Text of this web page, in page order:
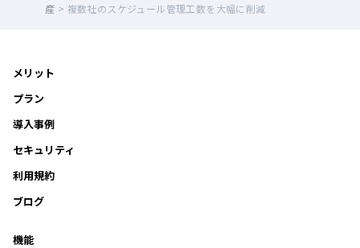
産 > 複数社のスケジュール管理工数を大幅に削減
メリット
プラン
導入事例
セキュリティ
利用規約
ブログ
機能